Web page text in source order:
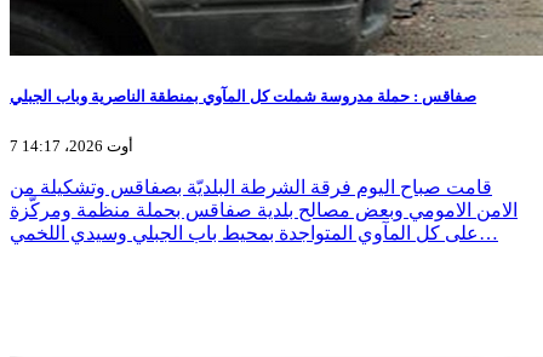
صفاقس : حملة مدروسة شملت كل المآوي بمنطقة الناصرية وباب الجبلي
7 أوت 2026، 14:17
قامت صباح اليوم فرقة الشرطة البلديّة بصفاقس وتشكيلة من
الامن الامومي وبعض مصالح بلدية صفاقس بحملة منظمة ومركّزة
على كل المآوي المتواجدة بمحيط باب الجبلي وسيدي اللخمي…